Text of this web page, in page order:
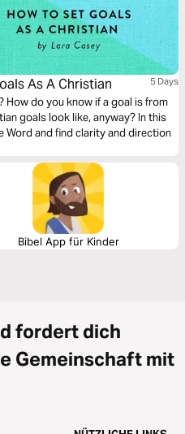
As A Christian 5 Days
How do you know if a goal is from
goals look like, anyway? In this
Word and find clarity and direction
Bibel App für Kinder
fordert dich
Gemeinschaft mit